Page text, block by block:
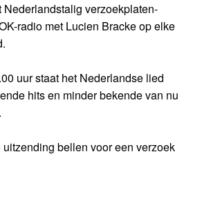
Nederlandstalig verzoekplaten-
radio met Lucien Bracke op elke
uur staat het Nederlandse lied
hits en minder bekende van nu
uitzending bellen voor een verzoek